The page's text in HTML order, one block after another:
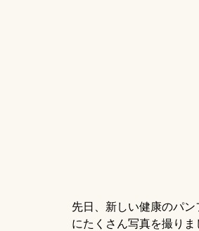
先日、新しい健康のパ
にたくさん写真を撮り